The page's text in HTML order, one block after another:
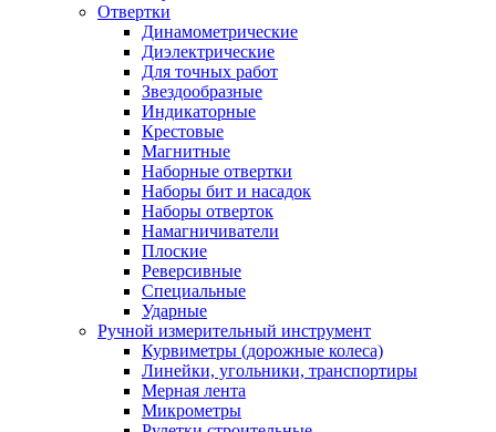
Отвертки
Динамометрические
Диэлектрические
Для точных работ
Звездообразные
Индикаторные
Крестовые
Магнитные
Наборные отвертки
Наборы бит и насадок
Наборы отверток
Намагничиватели
Плоские
Реверсивные
Специальные
Ударные
Ручной измерительный инструмент
Курвиметры (дорожные колеса)
Линейки, угольники, транспортиры
Мерная лента
Микрометры